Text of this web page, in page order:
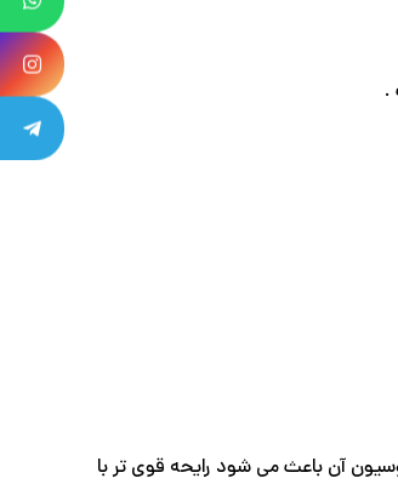
آن باعث می شود رایحه قوی تر با